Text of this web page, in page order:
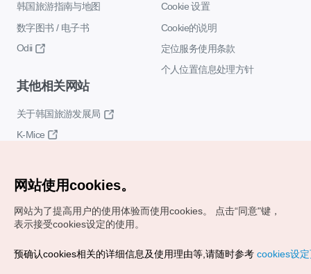
韩国旅游指南与地图
数字图书 / 电子书
Odii
Cookie 设置
Cookie的说明
定位服务使用条款
个人位置信息处理方针
其他相关网站
关于韩国旅游发展局
K-Mice
Copyrights (c) 韩国旅游发展局版权所有
网站使用cookies。
网站为了提高用户的使用体验而使用cookies。
点击“同意"键，
表示接受cookies设定的使用。
预确认cookies相关的详细信息及使用理由等,请随时参考 cookies设